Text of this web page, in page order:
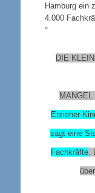
Hamburg ein
4.000
°
DIE
MANGEL
Erzieher-
sagt eine
Fachkräfte